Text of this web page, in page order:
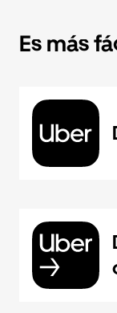
Es más